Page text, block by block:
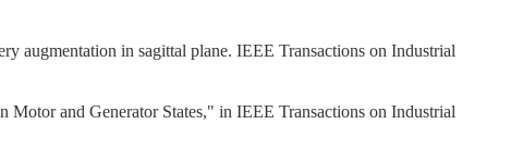
augmentation in sagittal plane. IEEE Transactions on Industrial
and Generator States," in IEEE Transactions on Industrial